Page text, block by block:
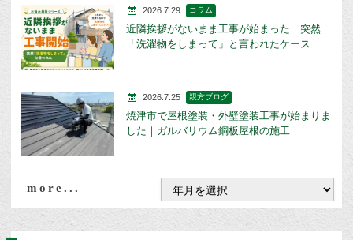
2026.7.29 コラム
近隣挨拶がないまま工事が始まった｜突然
「洗濯物をしまって」と言われたケース
2026.7.25 親方ブログ
焼津市で屋根塗装・外壁塗装工事が始まりま
した｜ガルバリウム鋼板屋根の施工
more...